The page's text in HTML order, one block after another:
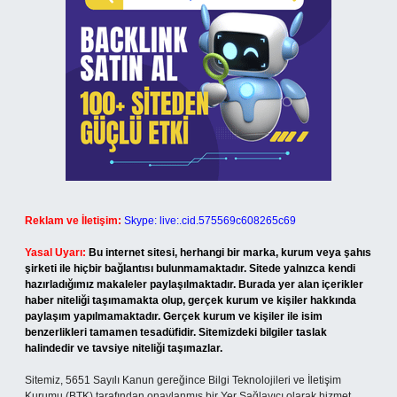
Reklam ve İletişim: Skype: live:.cid.575569c608265c69
Yasal Uyarı: Bu internet sitesi, herhangi bir marka, kurum veya şahıs
şirketi ile hiçbir bağlantısı bulunmamaktadır. Sitede yalnızca kendi
hazırladığımız makaleler paylaşılmaktadır. Burada yer alan içerikler
haber niteliği taşımamakta olup, gerçek kurum ve kişiler hakkında
paylaşım yapılmamaktadır. Gerçek kurum ve kişiler ile isim
benzerlikleri tamamen tesadüfidir. Sitemizdeki bilgiler taslak
halindedir ve tavsiye niteliği taşımazlar.
Sitemiz, 5651 Sayılı Kanun gereğince Bilgi Teknolojileri ve İletişim